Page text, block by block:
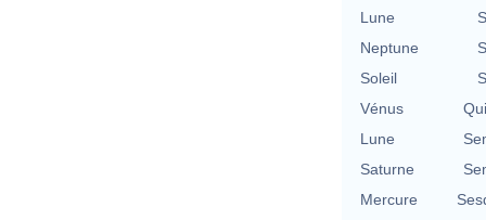
Lune
Neptune
Soleil
Vénus
Lune
Saturne
Mercure